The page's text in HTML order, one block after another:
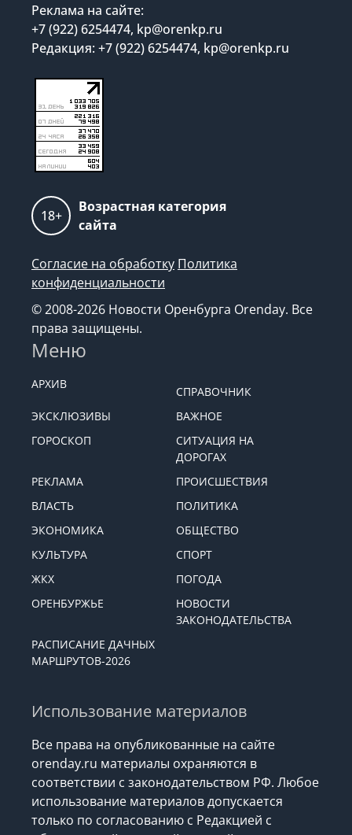
Реклама на сайте:
+7 (922) 6254474, kp@orenkp.ru
Редакция: +7 (922) 6254474, kp@orenkp.ru
18+
Возрастная категория
сайта
Согласие на обработку Политика
конфиденциальности
© 2008-2026 Новости Оренбурга Orenday. Все
права защищены.
Меню
АРХИВ
СПРАВОЧНИК
ЭКСКЛЮЗИВЫ
ВАЖНОЕ
ГОРОСКОП
СИТУАЦИЯ НА
ДОРОГАХ
РЕКЛАМА
ПРОИСШЕСТВИЯ
ВЛАСТЬ
ПОЛИТИКА
ЭКОНОМИКА
ОБЩЕСТВО
КУЛЬТУРА
СПОРТ
ЖКХ
ПОГОДА
ОРЕНБУРЖЬЕ
НОВОСТИ
ЗАКОНОДАТЕЛЬСТВА
РАСПИСАНИЕ ДАЧНЫХ
МАРШРУТОВ-2026
Использование материалов
Все права на опубликованные на сайте
orenday.ru материалы охраняются в
соответствии с законодательством РФ. Любое
использование материалов допускается
только по согласованию с Редакцией с